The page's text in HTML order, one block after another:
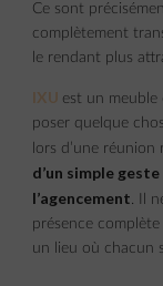
Ce sont
complètement
le rendant plus
IXU est un
poser quelque
lors d’une réunion
d’un simple
l’agencement. Il
présence
un lieu où chacun